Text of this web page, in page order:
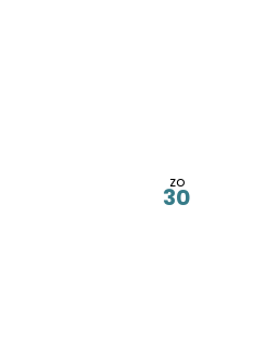
zo
30